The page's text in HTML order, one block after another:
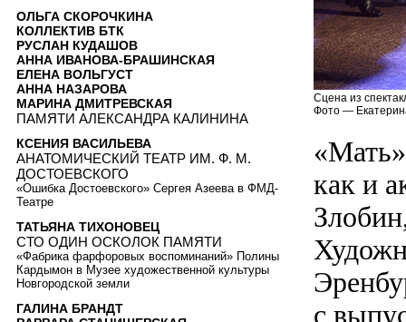
Сцена из
Фото —
как и
с
ОЛЬГА СКОРОЧКИНА
КОЛЛЕКТИВ БТК
РУСЛАН КУДАШОВ
АННА ИВАНОВА-БРАШИНСКАЯ
ЕЛЕНА ВОЛЬГУСТ
АННА НАЗАРОВА
МАРИНА ДМИТРЕВСКАЯ
ПАМЯТИ АЛЕКСАНДРА КАЛИНИНА
КСЕНИЯ ВАСИЛЬЕВА
АНАТОМИЧЕСКИЙ ТЕАТР ИМ. Ф. М.
ДОСТОЕВСКОГО
«Ошибка Достоевского» Сергея Азеева в ФМД-
Театре
ТАТЬЯНА ТИХОНОВЕЦ
СТО ОДИН ОСКОЛОК ПАМЯТИ
«Фабрика фарфоровых воспоминаний» Полины
Кардымон в Музее художественной культуры
Новгородской земли
ГАЛИНА БРАНДТ